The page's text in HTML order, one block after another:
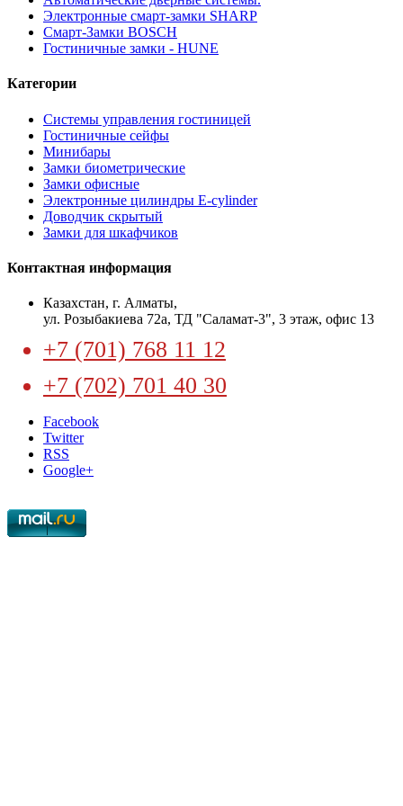
Электронные смарт-замки SHARP
Смарт-Замки BOSCH
Гостиничные замки - HUNE
Категории
Системы управления гостиницей
Гостиничные сейфы
Минибары
Замки биометрические
Замки офисные
Электронные цилиндры E-cylinder
Доводчик скрытый
Замки для шкафчиков
Контактная информация
​Казахстан, г. Алматы,
ул. Розыбакиева 72а, ТД "Саламат-3", 3 этаж, офис 13
+7 (701) 768 11 12
+7 (702) 701 40 30
Facebook
Twitter
RSS
Google+